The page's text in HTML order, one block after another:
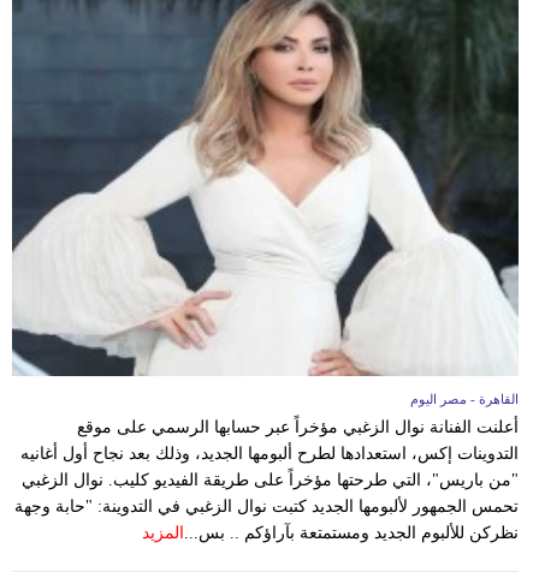
القاهرة - مصر اليوم
أعلنت الفنانة نوال الزغبي مؤخراً عبر حسابها الرسمي على موقع
التدوينات إكس، استعدادها لطرح ألبومها الجديد، وذلك بعد نجاح أول أغانيه
"من باريس"، التي طرحتها مؤخراً على طريقة الفيديو كليب. نوال الزغبي
تحمس الجمهور لألبومها الجديد كتبت نوال الزغبي في التدوينة: "حابة وجهة
نظركن للألبوم الجديد ومستمتعة بآراؤكم .. بس...
المزيد